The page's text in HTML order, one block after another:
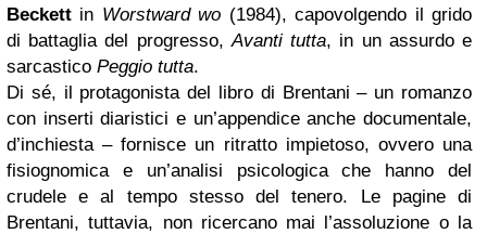
Beckett in Worstward wo (1984), capovolgendo il grido
di battaglia del progresso,Avanti tutta, in un assurdo e
sarcastico Peggio tutta.
Di sé, il protagonista del libro di Brentani – un romanzo
con inserti diaristici e un’appendice anche documentale,
d’inchiesta – fornisce un ritratto impietoso, ovvero una
fisiognomica e un’analisi psicologica che hanno del
crudele e al tempo stesso del tenero. Le pagine di
Brentani, tuttavia, non ricercano mai l’assoluzione o la